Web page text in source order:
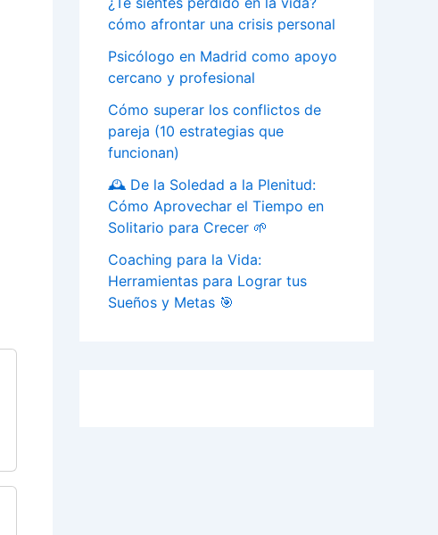
cómo afrontar una crisis personal
Psicólogo en Madrid como apoyo
cercano y profesional
Cómo superar los conflictos de
pareja (10 estrategias que
funcionan)
🕰️ De la Soledad a la Plenitud:
Cómo Aprovechar el Tiempo en
Solitario para Crecer 🌱
Coaching para la Vida:
Herramientas para Lograr tus
Sueños y Metas 🎯